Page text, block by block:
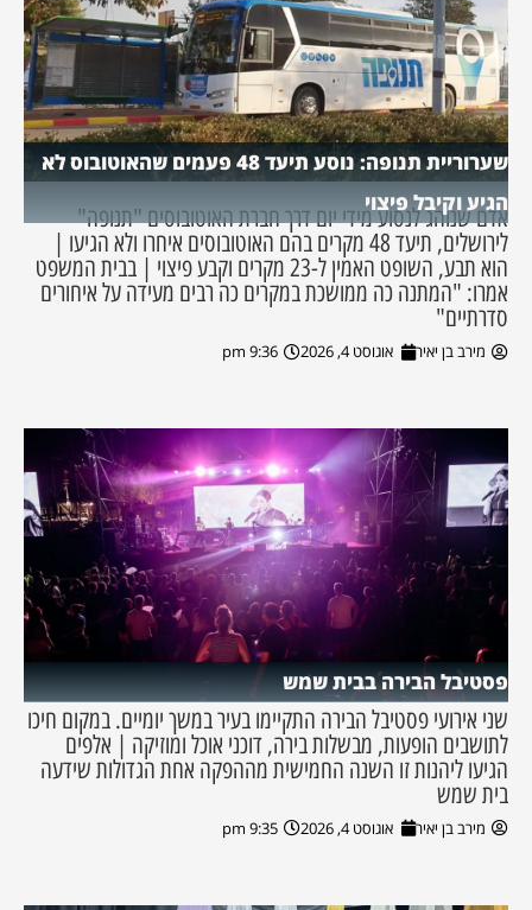
שערוריית תנופה: נוסע תיעד 48 פעמים שהאוטובוס לא
הגיע וקיבל פיצוי
אדם שנוהג לנסוע מידי יום דרך חברת האוטובוסים "תנופה"
לירושלים, תיעד 48 מקרים בהם האוטובוסים איחרו ולא הגיעו |
הוא תבע, השופט האמין ל-23 מקרים וקבע פיצוי | בבית המשפט
אמרו: "המתנה כה ממושכת במקרים כה רבים מעידה על איחורים
סדרתיים"
מירב בן יאיר אוגוסט 4, 2026 9:36 pm
פסטיבל הבירה בבית שמש
שני אירועי פסטיבל הבירה התקיימו בעיר במשך יומיים. במקום חיכו
לתושבים הופעות, מבשלות בירה, דוכני אוכל ומוזיקה | אלפים
הגיעו ליהנות זו השנה החמישית מההפקה אחת הגדולות שידעה
בית שמש
מירב בן יאיר אוגוסט 4, 2026 9:35 pm